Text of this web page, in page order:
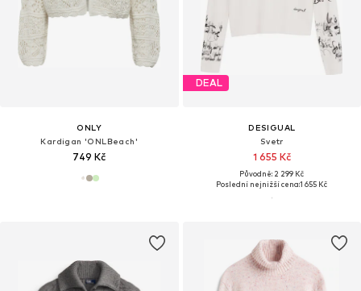
ONLY
Kardigan 'ONLBeach'
749 Kč
DEAL
DESIGUAL
Svetr
1 655 Kč
Původně: 2 299 Kč
Poslední nejnižší cena:1 655 Kč